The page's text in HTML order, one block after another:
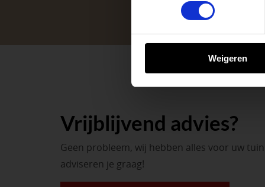
Weigeren
Vrijblijvend advies?
Geen probleem, wij hebben alles voor uw
adviseren je graag!
tuinproject.
BEKIJK ONZE